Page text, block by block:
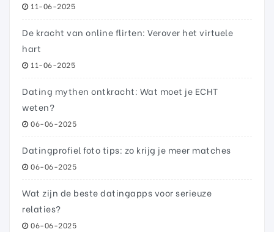
11-06-2025
De kracht van online flirten: Verover het virtuele
hart
11-06-2025
Dating mythen ontkracht: Wat moet je ECHT
weten?
06-06-2025
Datingprofiel foto tips: zo krijg je meer matches
06-06-2025
Wat zijn de beste datingapps voor serieuze
relaties?
06-06-2025